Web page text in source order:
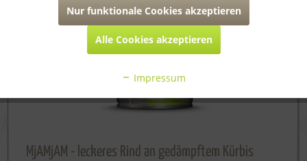
MjAMjAM - leckeres Rind an gedämpftem Kürbis
Nur funktionale Cookies akzeptieren
Alle Cookies akzeptieren
Impressum